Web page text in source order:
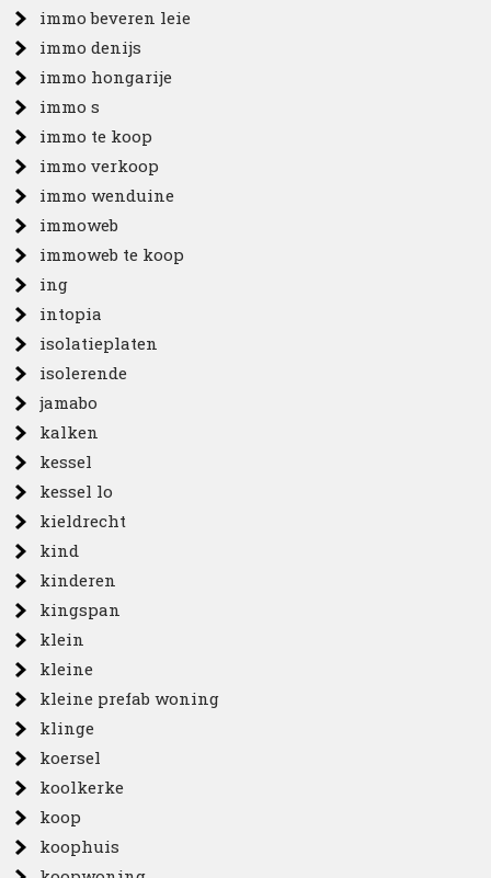
immo beveren leie
immo denijs
immo hongarije
immo s
immo te koop
immo verkoop
immo wenduine
immoweb
immoweb te koop
ing
intopia
isolatieplaten
isolerende
jamabo
kalken
kessel
kessel lo
kieldrecht
kind
kinderen
kingspan
klein
kleine
kleine prefab woning
klinge
koersel
koolkerke
koop
koophuis